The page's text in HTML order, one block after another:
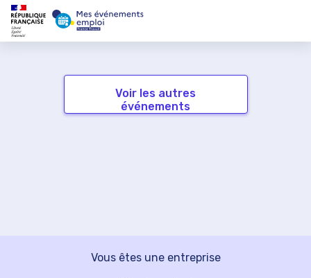
Voir les autres
événements
Vous êtes une entreprise